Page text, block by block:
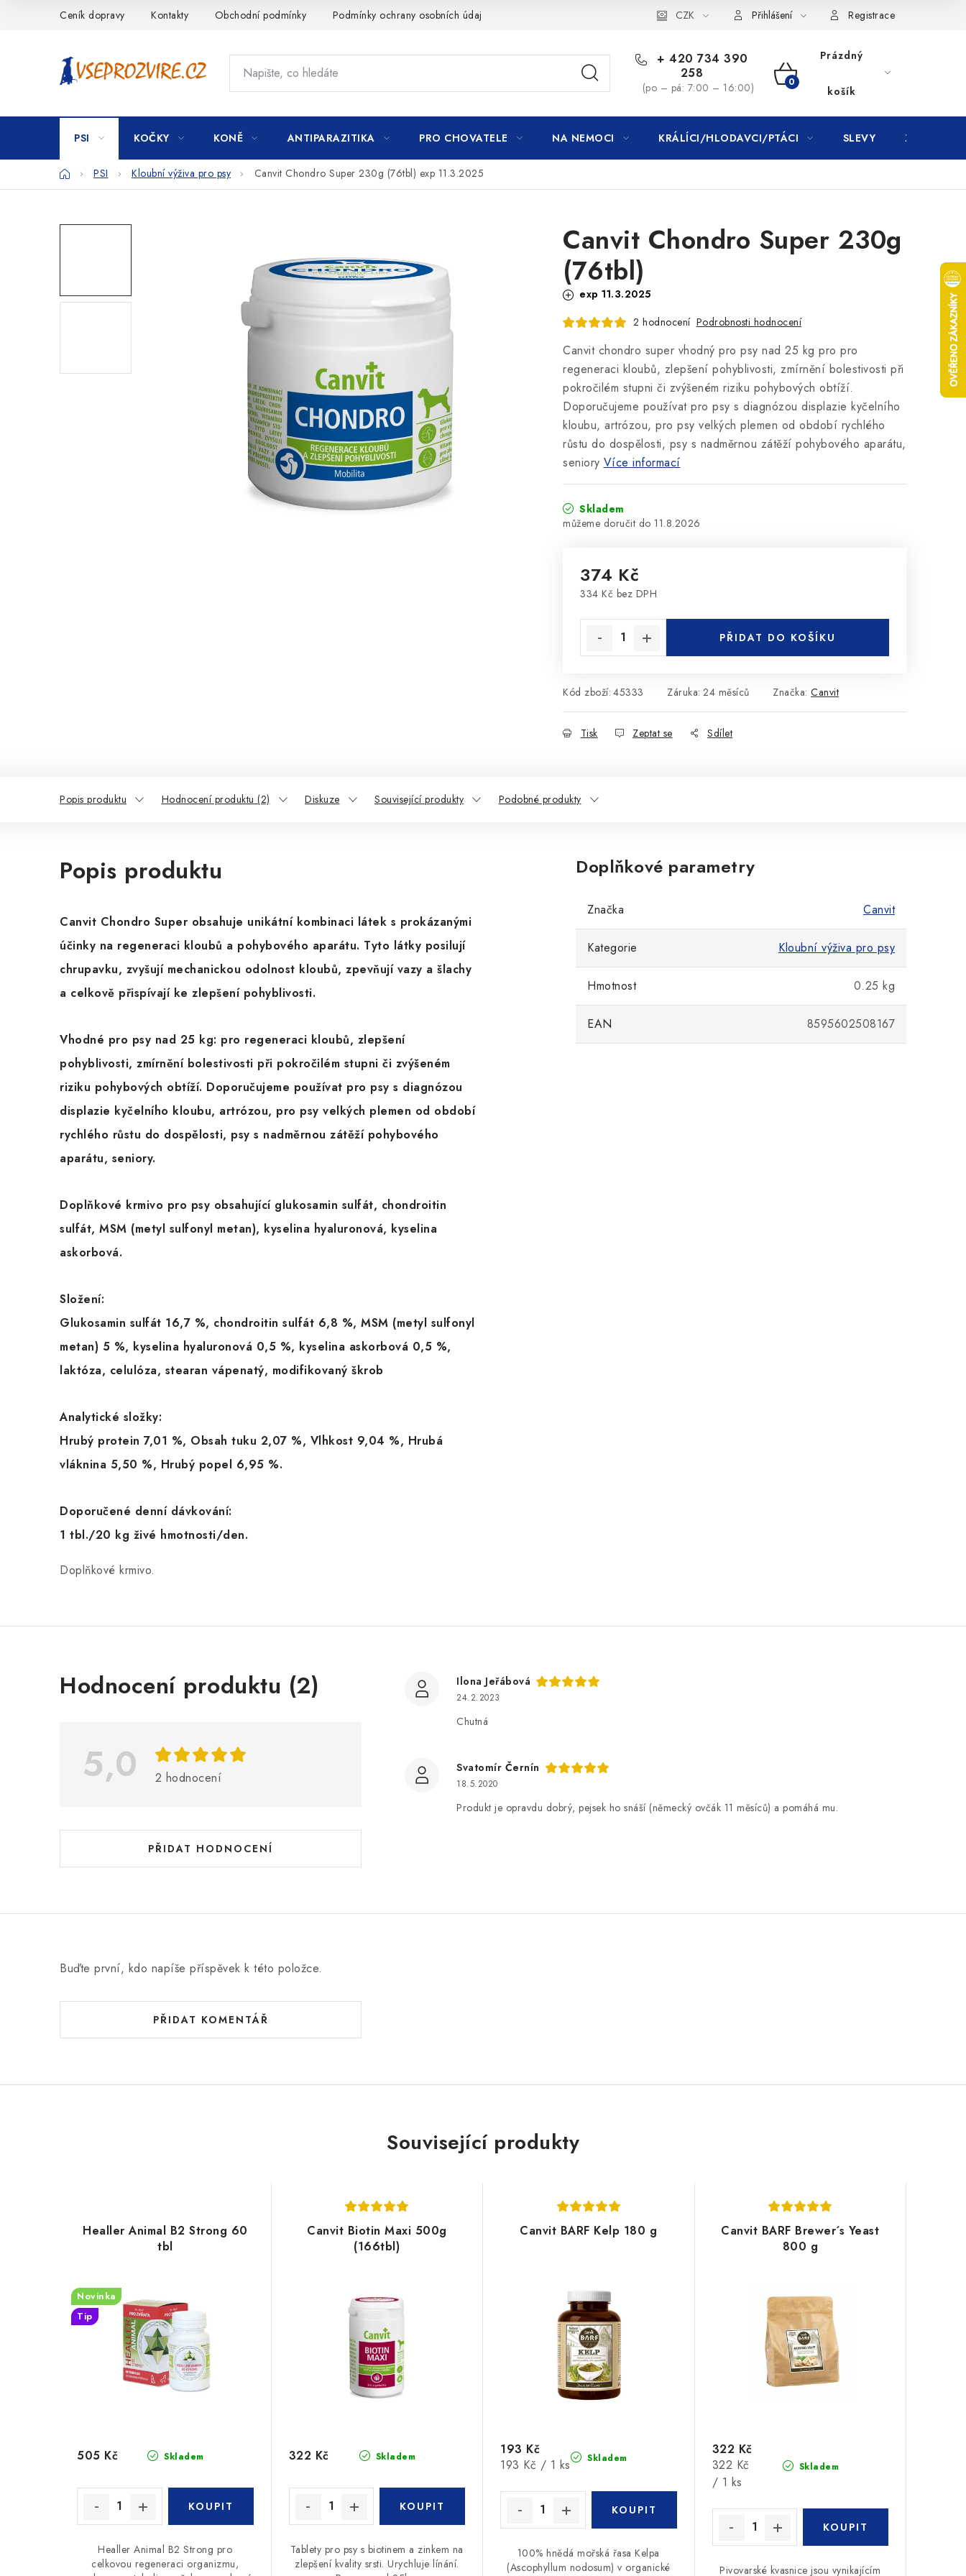
Ceník dopravy Kontakty Obchodní podmínky Podmínky ochrany osobních údajů CZK Přihlášení Registrace
+ 420 734 390
258
(po – pá: 7:00 – 16:00)
NÁKUPNÍ
KOŠÍK
Prázdný
košík
PSI KOČKY KONĚ ANTIPARAZITIKA PRO CHOVATELE NA NEMOCI KRÁLÍCI/HLODAVCI/PTÁCI SLEVY ZNAČKY
DomůPSI Kloubní výživa pro psy Canvit Chondro Super 230g (76tbl) exp 11.3.2025
Canvit Chondro Super 230g
(76tbl)
exp 11.3.2025
2 hodnocení Podrobnosti hodnocení
Canvit chondro super vhodný pro psy nad 25 kg pro pro
regeneraci kloubů, zlepšení pohyblivosti, zmírnění bolestivosti při
pokročilém stupni či zvýšeném riziku pohybových obtíží.
Doporučujeme používat pro psy s diagnózou displazie kyčelního
kloubu, artrózou, pro psy velkých plemen od období rychlého
růstu do dospělosti, psy s nadměrnou zátěží pohybového aparátu,
seniory Více informací
Skladem
11.8.2026
374 Kč
334 Kč bez DPH
PŘIDAT DO KOŠÍKU
Kód zboží: 45333 Záruka: 24 měsíců Značka: Canvit
Tisk Zeptat se Sdílet
Popis produktu Hodnocení produktu (2) Diskuze Související produkty Podobné produkty
Popis produktu
Canvit Chondro Super obsahuje unikátní kombinaci látek s prokázanými
účinky na regeneraci kloubů a pohybového aparátu. Tyto látky posilují
chrupavku, zvyšují mechanickou odolnost kloubů, zpevňují vazy a šlachy
a celkově přispívají ke zlepšení pohyblivosti.
Vhodné pro psy nad 25 kg: pro regeneraci kloubů, zlepšení
pohyblivosti, zmírnění bolestivosti při pokročilém stupni či zvýšeném
riziku pohybových obtíží. Doporučujeme používat pro psy s diagnózou
displazie kyčelního kloubu, artrózou, pro psy velkých plemen od období
rychlého růstu do dospělosti, psy s nadměrnou zátěží pohybového
aparátu, seniory.
Doplňkové krmivo pro psy obsahující glukosamin sulfát, chondroitin
sulfát, MSM (metyl sulfonyl metan), kyselina hyaluronová, kyselina
askorbová.
Složení:
Glukosamin sulfát 16,7 %, chondroitin sulfát 6,8 %, MSM (metyl sulfonyl
metan) 5 %, kyselina hyaluronová 0,5 %, kyselina askorbová 0,5 %,
laktóza, celulóza, stearan vápenatý, modifikovaný škrob
Analytické složky:
Hrubý protein 7,01 %, Obsah tuku 2,07 %, Vlhkost 9,04 %, Hrubá
vláknina 5,50 %, Hrubý popel 6,95 %.
Doporučené denní dávkování:
1 tbl./20 kg živé hmotnosti/den.
Doplňkové krmivo.
Doplňkové parametry
Značka Canvit
Kategorie Kloubní výživa pro psy
Hmotnost 0.25 kg
EAN 8595602508167
Hodnocení produktu (2)
5,0 2 hodnocení
PŘIDAT HODNOCENÍ
V
o
n
c
n
Ilona Jeřábová
24.2.2023
Chutná
Svatomír Černín
18.5.2020
Produkt je opravdu dobrý, pejsek ho snáší (německý ovčák 11 měsíců) a pomáhá mu.
Buďte první, kdo napíše příspěvek k této položce.
PŘIDAT KOMENTÁŘ
Související produkty
Healler Animal B2 Strong 60
tbl
Novinka
Tip
Skladem
505 Kč
Healler Animal B2 Strong pro
celkovou regeneraci organizmu,
Canvit Biotin Maxi 500g
(166tbl)
Skladem
322 Kč
Tablety pro psy s biotinem a zinkem na
zlepšení kvality srsti. Urychluje línání.
Canvit BARF Kelp 180 g
Skladem
193 Kč
Měrná
193 Kč / 1 ks
100% hnědá mořská řasa Kelpa
(Ascophyllum nodosum) v organické
Canvit BARF Brewer´s Yeast
800 g
Skladem
322 Kč
Měrná
cena:
322 Kč
/ 1 ks
Pivovarské kvasnice jsou vynikajícím